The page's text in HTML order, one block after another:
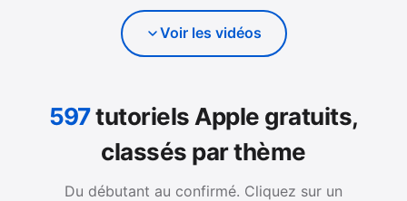
Voir les vidéos
597tutoriels Apple gratuits,
classés par thème
Du débutant au confirmé. Cliquez sur un